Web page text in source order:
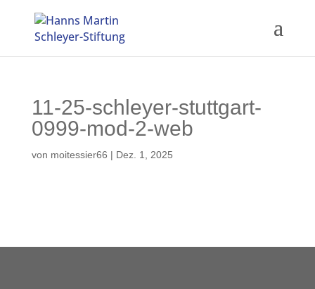
11-25-schleyer-stuttgart-
0999-mod-2-web
von moitessier66 | Dez. 1, 2025